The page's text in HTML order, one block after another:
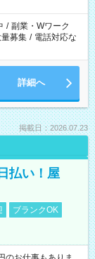
/ 副業・Wワーク
募集 / 電話対応な
詳細へ
掲載日：2026.07.23
払い！屋
ブランクOK